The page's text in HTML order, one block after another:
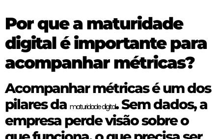
Por que a maturidade
digital é importante para
acompanhar métricas?
Acompanhar métricas é um dos
pilares da maturidade digital. Sem dados, a
empresa perde visão sobre o